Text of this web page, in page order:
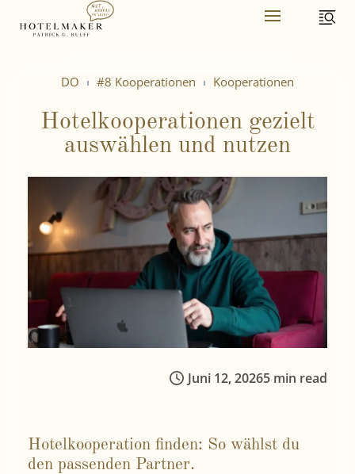
DO #8 Kooperationen Kooperationen
Hotelkooperationen gezielt
auswählen und nutzen
Juni 12, 20265 min read
Hotelkooperation finden: So wählst du
den passenden Partner.